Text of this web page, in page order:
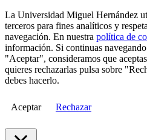
La Universidad Miguel Hernández
terceros para fines analíticos y
navegación. En nuestra política de
información. Si continuas
"Aceptar", consideramos que
quieres rechazarlas pulsa sobre
debes hacerlo.
Aceptar Rechazar